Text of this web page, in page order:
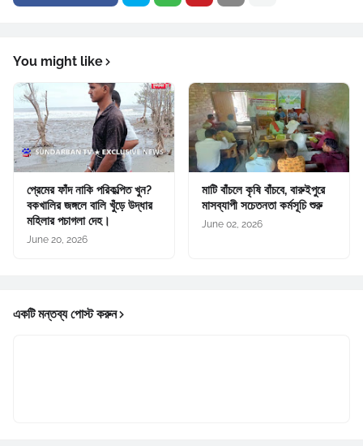
You might like
প্রেমের ফাঁদ নাকি পরিকল্পিত খুন?
বকখালির জঙ্গলে বালি খুঁড়ে উদ্ধার
মহিলার পচাগলা দেহ।
June 20, 2026
মাটি বাঁচলে কৃষি বাঁচবে, বারুইপুরে
মাসব্যাপী সচেতনতা কর্মসূচি শুরু
June 02, 2026
একটি মন্তব্য পোস্ট করুন